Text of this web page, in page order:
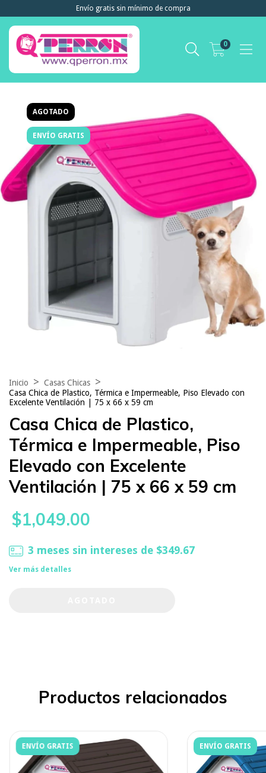
Envío gratis sin mínimo de compra
0
AGOTADO
ENVÍO GRATIS
Inicio > Casas Chicas >
Casa Chica de Plastico, Térmica e Impermeable, Piso Elevado con
Excelente Ventilación | 75 x 66 x 59 cm
Casa Chica de Plastico,
Térmica e Impermeable, Piso
Elevado con Excelente
Ventilación | 75 x 66 x 59 cm
$1,049.00
3 meses sin intereses de $349.67
Ver más detalles
Productos relacionados
ENVÍO GRATIS ENVÍO GRATIS